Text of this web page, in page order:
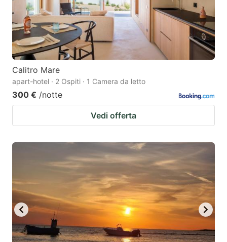
Calitro Mare
apart-hotel · 2 Ospiti · 1 Camera da letto
300 € /notte
Vedi offerta